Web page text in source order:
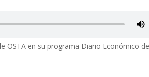
OSTA en su programa Diario Económico de